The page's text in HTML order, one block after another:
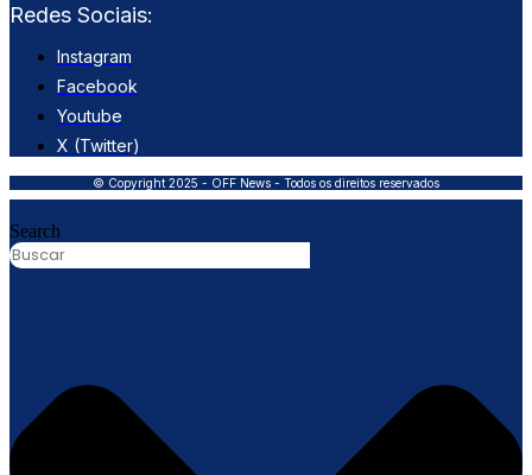
Redes Sociais:
Instagram
Facebook
Youtube
X (Twitter)
© Copyright 2025 - OFF News - Todos os direitos reservados
Search